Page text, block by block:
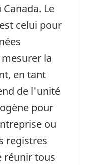
Le
celui pour
la
en tant
de l'unité
pour
ou
registres
réunir tous